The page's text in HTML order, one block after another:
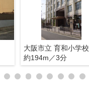
大阪市立 育和小学校
約194m／3分